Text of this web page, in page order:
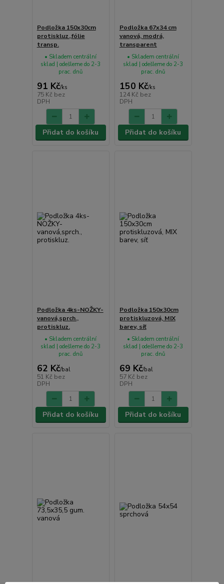
Podložka 150x30cm
protiskluz.,fólie
transp.
91 Kč/ks
75 Kč bez
DPH
• Skladem centrální
sklad | odešleme do 2-3
prac. dnů
Přidat do košíku
Podložka 67x34 cm
vanová, modrá,
transparent
150 Kč/ks
124 Kč bez
DPH
• Skladem centrální
sklad | odešleme do 2-3
prac. dnů
Přidat do košíku
Podložka 4ks-NOŽKY-
vanová,sprch.,
protiskluz.
62 Kč/bal
51 Kč bez
DPH
• Skladem centrální
sklad | odešleme do 2-3
prac. dnů
Přidat do košíku
Podložka 150x30cm
protiskluzová, MIX
barev, síť
69 Kč/bal
57 Kč bez
DPH
• Skladem centrální
sklad | odešleme do 2-3
prac. dnů
Přidat do košíku